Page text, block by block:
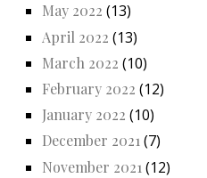
May 2022 (13)
April 2022 (13)
March 2022 (10)
February 2022 (12)
January 2022 (10)
December 2021(7)
November 2021 (12)